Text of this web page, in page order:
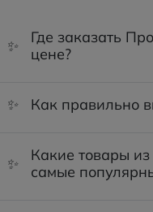
✨
Где заказать
цене?
✨ Как правильно
✨
Какие товары
самые